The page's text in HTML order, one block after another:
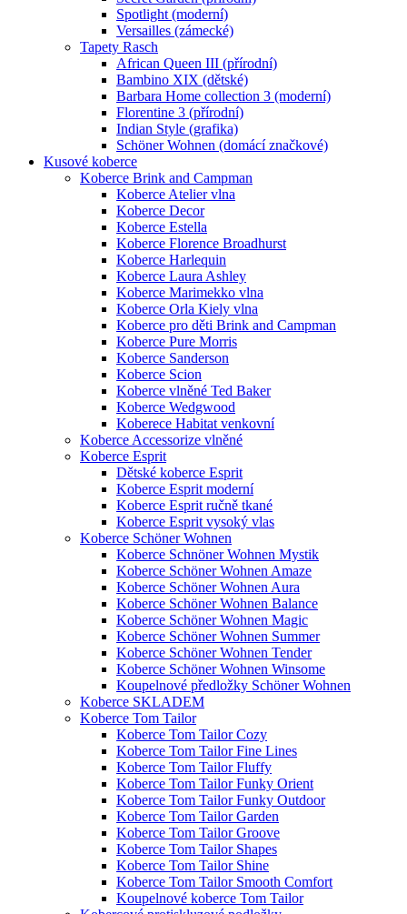
Spotlight (moderní)
Versailles (zámecké)
Tapety Rasch
African Queen III (přírodní)
Bambino XIX (dětské)
Barbara Home collection 3 (moderní)
Florentine 3 (přírodní)
Indian Style (grafika)
Schöner Wohnen (domácí značkové)
Kusové koberce
Koberce Brink and Campman
Koberce Atelier vlna
Koberce Decor
Koberce Estella
Koberce Florence Broadhurst
Koberce Harlequin
Koberce Laura Ashley
Koberce Marimekko vlna
Koberce Orla Kiely vlna
Koberce pro děti Brink and Campman
Koberce Pure Morris
Koberce Sanderson
Koberce Scion
Koberce vlněné Ted Baker
Koberce Wedgwood
Koberece Habitat venkovní
Koberce Accessorize vlněné
Koberce Esprit
Dětské koberce Esprit
Koberce Esprit moderní
Koberce Esprit ručně tkané
Koberce Esprit vysoký vlas
Koberce Schöner Wohnen
Koberce Schnöner Wohnen Mystik
Koberce Schöner Wohnen Amaze
Koberce Schöner Wohnen Aura
Koberce Schöner Wohnen Balance
Koberce Schöner Wohnen Magic
Koberce Schöner Wohnen Summer
Koberce Schöner Wohnen Tender
Koberce Schöner Wohnen Winsome
Koupelnové předložky Schöner Wohnen
Koberce SKLADEM
Koberce Tom Tailor
Koberce Tom Tailor Cozy
Koberce Tom Tailor Fine Lines
Koberce Tom Tailor Fluffy
Koberce Tom Tailor Funky Orient
Koberce Tom Tailor Funky Outdoor
Koberce Tom Tailor Garden
Koberce Tom Tailor Groove
Koberce Tom Tailor Shapes
Koberce Tom Tailor Shine
Koberce Tom Tailor Smooth Comfort
Koupelnové koberce Tom Tailor